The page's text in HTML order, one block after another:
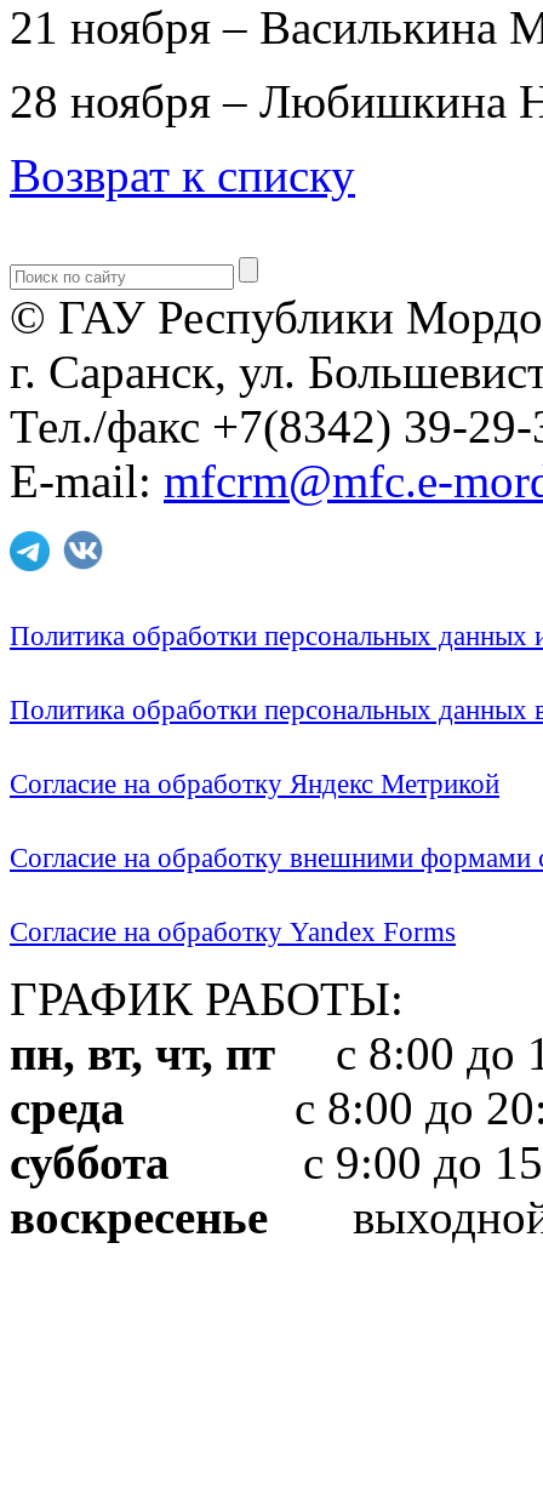
21 ноября – Василькина
28 ноября – Любишкина
Возврат к списку
© ГАУ Республики
г. Саранск, ул.
Тел./факс +7(8342) 39-29-
E-mail: mfcrm@mfc.e-
Политика обработки персональных
Политика обработки персональных
Согласие на обработку Яндекс Метрикой
Согласие на обработку внешними формами
Согласие на обработку Yandex Forms
ГРАФИК РАБОТЫ:
пн, вт, чт, пт с 8:00 до
среда с 8:00 до
суббота с 9:00 до
воскресенье